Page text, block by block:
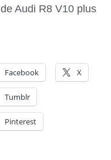
Audi R8 V10 plus
Facebook X
Tumblr
Pinterest